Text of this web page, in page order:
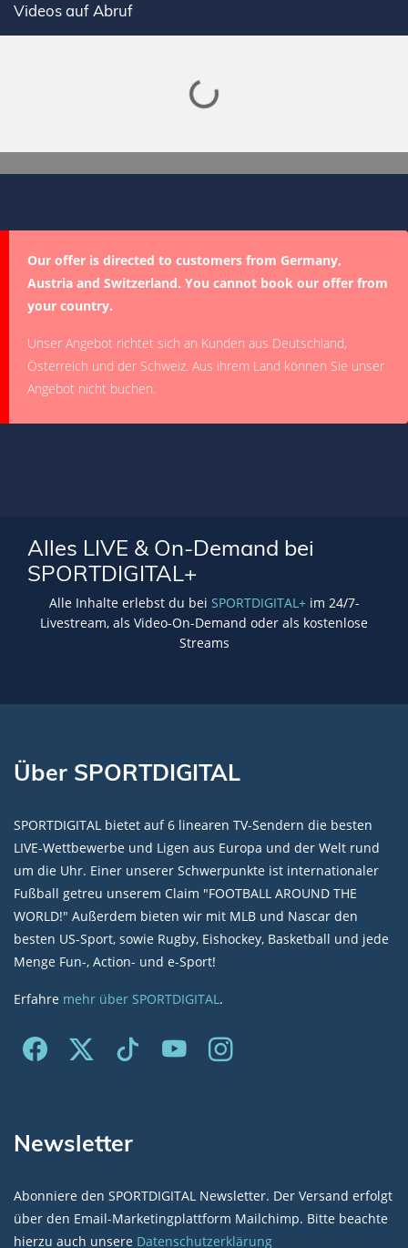
Videos auf Abruf
Lade SPORTDIGITAL+ Mediathek
Our offer is directed to customers from Germany,
Austria and Switzerland. You cannot book our offer from
your country.
Unser Angebot richtet sich an Kunden aus Deutschland,
Österreich und der Schweiz. Aus ihrem Land können Sie unser
Angebot nicht buchen.
Alles LIVE & On-Demand bei
SPORTDIGITAL+
Alle Inhalte erlebst du bei SPORTDIGITAL+im 24/7-
Livestream, als Video-On-Demand oder als kostenlose
Streams
Über SPORTDIGITAL
SPORTDIGITAL bietet auf 6 linearen TV-Sendern die besten
LIVE-Wettbewerbe und Ligen aus Europa und der Welt rund
um die Uhr. Einer unserer Schwerpunkte ist internationaler
Fußball getreu unserem Claim "FOOTBALL AROUND THE
WORLD!" Außerdem bieten wir mit MLB und Nascar den
besten US-Sport, sowie Rugby, Eishockey, Basketball und jede
Menge Fun-, Action- und e-Sport!
Erfahre mehr über SPORTDIGITAL.
Newsletter
Abonniere den SPORTDIGITAL Newsletter. Der Versand erfolgt
über den Email-Marketingplattform Mailchimp. Bitte beachte
hierzu auch unsere Datenschutzerklärung